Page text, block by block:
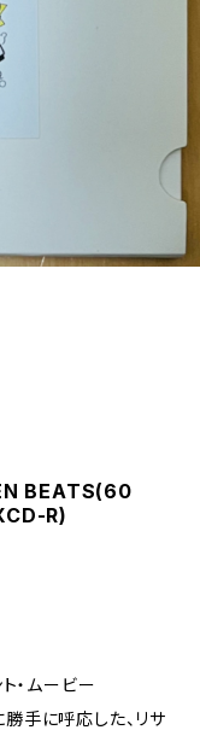
BEATS(60
R)
・ムービー
手に呼応した、リサ